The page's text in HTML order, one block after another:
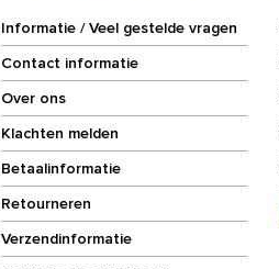
Informatie / Veel gestelde vragen
Contact informatie
Over ons
Klachten melden
Betaalinformatie
Retourneren
Verzendinformatie